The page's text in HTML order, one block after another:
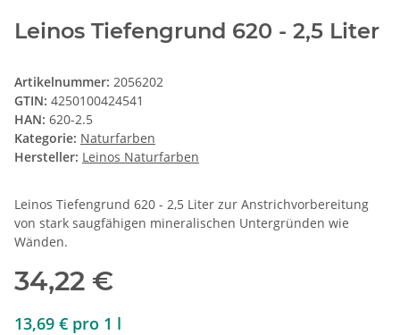
Leinos Tiefengrund 620 - 2,5 Liter
Artikelnummer: 2056202
GTIN: 4250100424541
HAN: 620-2.5
Kategorie: Naturfarben
Hersteller: Leinos Naturfarben
Leinos Tiefengrund 620 - 2,5 Liter zur Anstrichvorbereitung
von stark saugfähigen mineralischen Untergründen wie
Wänden.
34,22 €
13,69 € pro 1 l